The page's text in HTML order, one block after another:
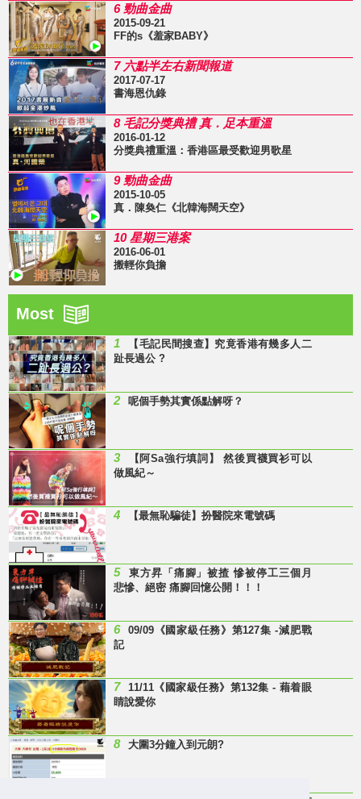
6 勁曲金曲
2015-09-21
FF的s《羞家BABY》
7 六點半左右新聞報道
2017-07-17
書海恩仇錄
8 毛記分獎典禮 真．足本重溫
2016-01-12
分獎典禮重溫：香港區最受歡迎男歌星
9 勁曲金曲
2015-10-05
真．陳奐仁《北韓海闊天空》
10 星期三港案
2016-06-01
搬輕你負擔
Most
1
【毛記民間搜查】究竟香港有幾多人二
趾長過公 ?
2 呢個手勢其實係點解呀？
3
【阿Sa強行填詞】 然後買襪買衫可以
做風紀～
4 【最無恥騙徒】扮醫院來電號碼
5
東方昇「痛腳」被揸 慘被停工三個月
悲慘、絕密 痛腳回憶公開！！！
6
09/09《國家級任務》第127集 -減肥戰
記
7
11/11《國家級任務》第132集 - 藉着眼
睛說愛你
8 大圍3分鐘入到元朗?